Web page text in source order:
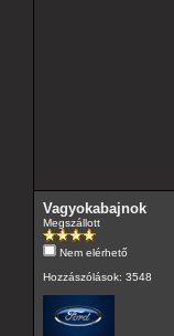
Vagyokabajnok
Megszállott
Nem elérhető
Hozzászólások: 3548